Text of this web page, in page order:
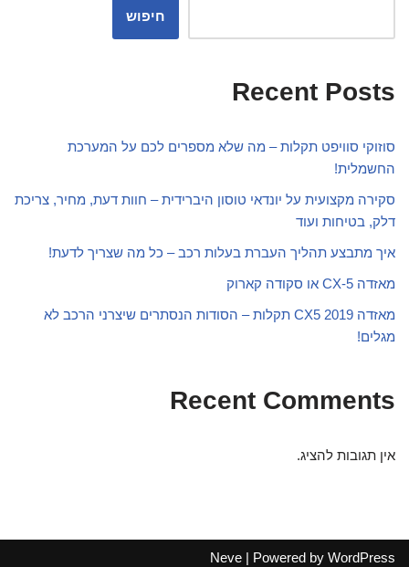
חיפוש
Recent Posts
סוזוקי סוויפט תקלות – מה שלא מספרים לכם על המערכת
החשמלית!
סקירה מקצועית על יונדאי טוסון היברידית – חוות דעת, מחיר, צריכת
דלק, בטיחות ועוד
איך מתבצע תהליך העברת בעלות רכב – כל מה שצריך לדעת!
מאזדה CX-5 או סקודה קארוק
מאזדה CX5 2019 תקלות – הסודות הנסתרים שיצרני הרכב לא
מגלים!
Recent Comments
אין תגובות להציג.
Neve | Powered by WordPress